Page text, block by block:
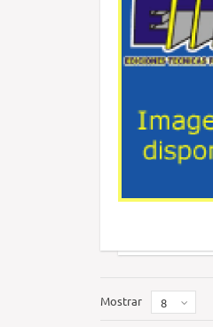
Mostrar 8